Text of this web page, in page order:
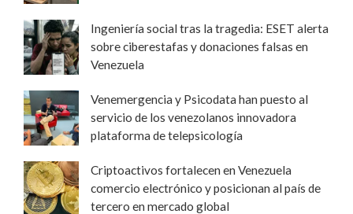
Ingeniería social tras la tragedia: ESET alerta
sobre ciberestafas y donaciones falsas en
Venezuela
Venemergencia y Psicodata han puesto al
servicio de los venezolanos innovadora
plataforma de telepsicología
Criptoactivos fortalecen en Venezuela
comercio electrónico y posicionan al país de
tercero en mercado global